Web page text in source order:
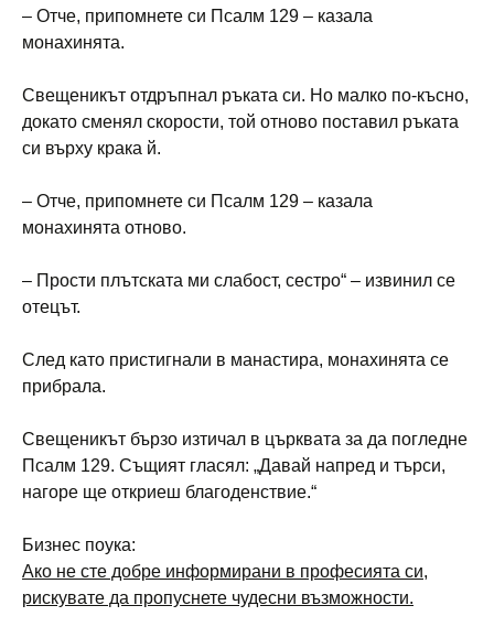
– Отче, припомнете си Псалм 129 – казала
монахинята.
Свещеникът отдръпнал ръката си. Но малко по-късно,
докато сменял скорости, той отново поставил ръката
си върху крака й.
– Отче, припомнете си Псалм 129 – казала
монахинята отново.
– Прости плътската ми слабост, сестро“ – извинил се
отецът.
След като пристигнали в манастира, монахинята се
прибрала.
Свещеникът бързо изтичал в църквата за да погледне
Псалм 129. Същият гласял: „Давай напред и търси,
нагоре ще откриеш благоденствие.“
Бизнес поука:
Ако не сте добре информирани в професията си,
рискувате да пропуснете чудесни възможности.